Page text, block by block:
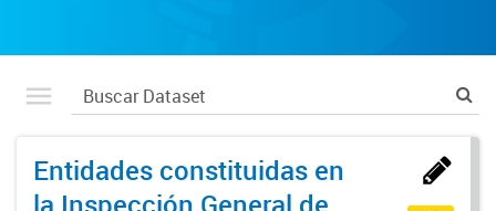
Entidades constituidas en